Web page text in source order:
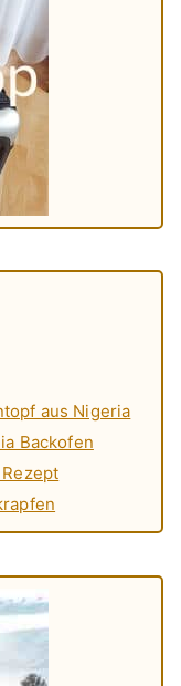
aus Nigeria
Backofen